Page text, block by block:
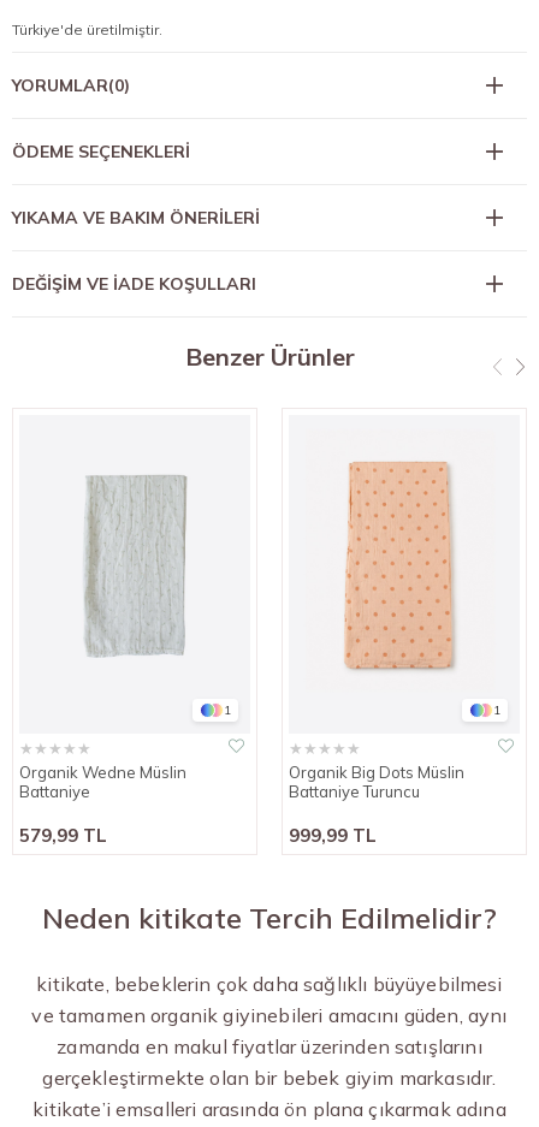
Türkiye'de üretilmiştir.
YORUMLAR(0)
ÖDEME SEÇENEKLERI
YIKAMA VE BAKIM ÖNERİLERİ
DEĞİŞİM VE İADE KOŞULLARI
Benzer Ürünler
1
★★★★★
Organik Wedne Müslin
Battaniye
579,99 TL
1
★★★★★
Organik Big Dots Müslin
Battaniye Turuncu
999,99 TL
Neden kitikate Tercih Edilmelidir?
kitikate, bebeklerin çok daha sağlıklı büyüyebilmesi
ve tamamen organik giyinebileri amacını güden, aynı
zamanda en makul fiyatlar üzerinden satışlarını
gerçekleştirmekte olan bir bebek giyim markasıdır.
kitikate’i emsalleri arasında ön plana çıkarmak adına